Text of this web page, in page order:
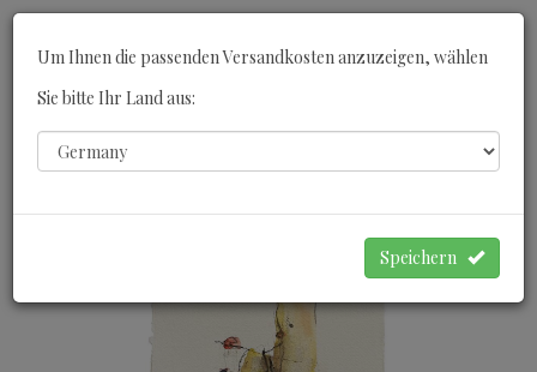
Um Ihnen die passenden Versandkosten anzuzeigen, wählen
Sie bitte Ihr Land aus:
Speichern